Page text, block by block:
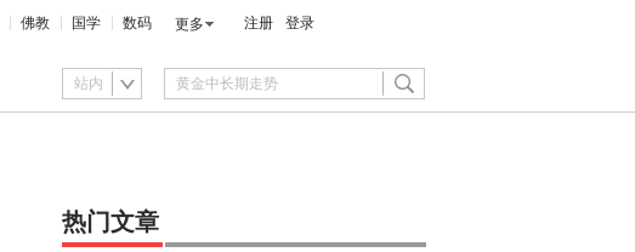
佛教 国学 数码 更多 注册 登录
站内
热门文章